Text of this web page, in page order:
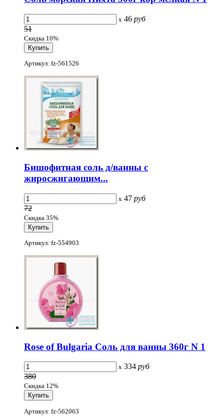
x 46 руб
51
Скидка 10%
Артикул: fz-561526
Бишофитная соль д/ванны с
жиросжигающим...
x 47 руб
72
Скидка 35%
Артикул: fz-554903
Rose of Bulgaria Соль для ванны 360г N 1
x 334 руб
380
Скидка 12%
Артикул: fz-562063